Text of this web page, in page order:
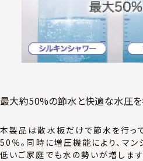
最大約50%の節水と快適な水圧
本製品は散水板だけで節水を行っ
50％。同時に増圧機能により、マ
低いご家庭でも水の勢いが増します